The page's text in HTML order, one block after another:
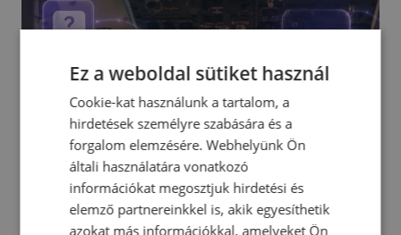
Ez a weboldal sütiket használ
Cookie-kat használunk a tartalom, a
hirdetések személyre szabására és a
forgalom elemzésére. Webhelyünk Ön
általi használatára vonatkozó
információkat megosztjuk hirdetési és
elemző partnereinkkel is, akik egyesíthetik
azokat más információkkal, amelyeket Ön